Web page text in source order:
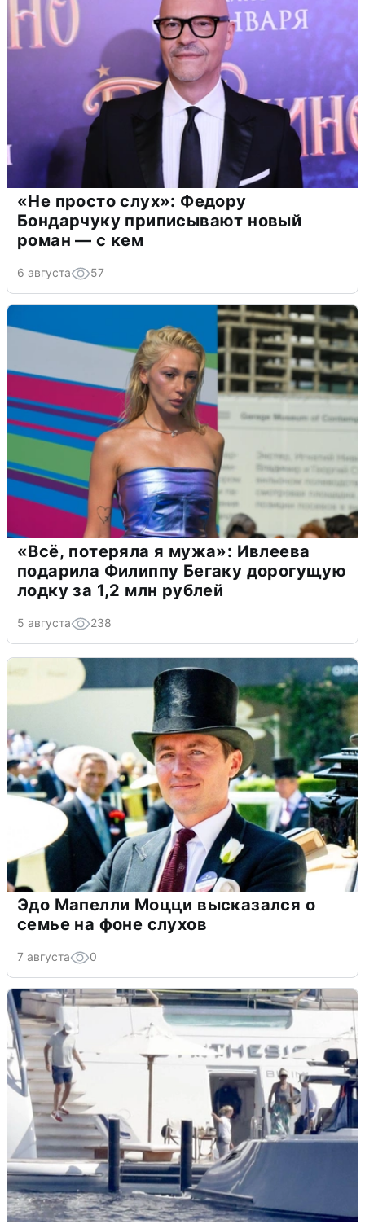
«Не просто слух»: Федору
Бондарчуку приписывают новый
роман — с кем
6 августа 57
«Всё, потеряла я мужа»: Ивлеева
подарила Филиппу Бегаку дорогущую
лодку за 1,2 млн рублей
5 августа 238
Эдо Мапелли Моцци высказался о
семье на фоне слухов
7 августа 0